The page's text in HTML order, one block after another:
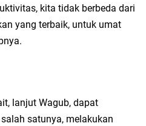
kita tidak berbeda dari
yang terbaik, untuk umat
lanjut Wagub, dapat
satunya, melakukan